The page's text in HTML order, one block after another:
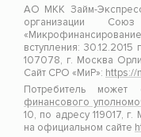
АО МКК Займ-
организации Союз
вступления:
107078, г. Москва
Сайт СРО «МиР»: https://
Потребитель
финансового
10, по адресу 119017,
на официальном сайте